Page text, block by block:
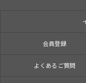
会員登録
よくあるご質問